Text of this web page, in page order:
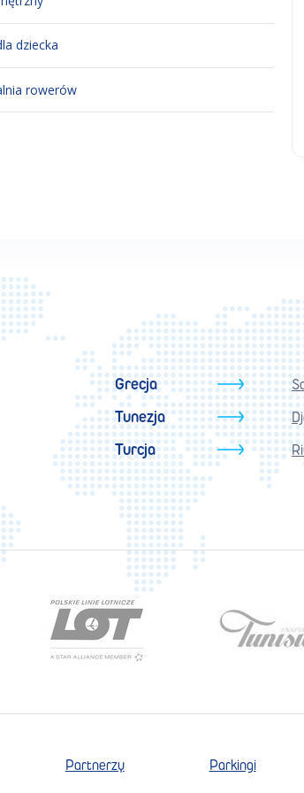
dziecka
rowerów
Grecja
Tunezja
Turcja
Partnerzy Parkingi